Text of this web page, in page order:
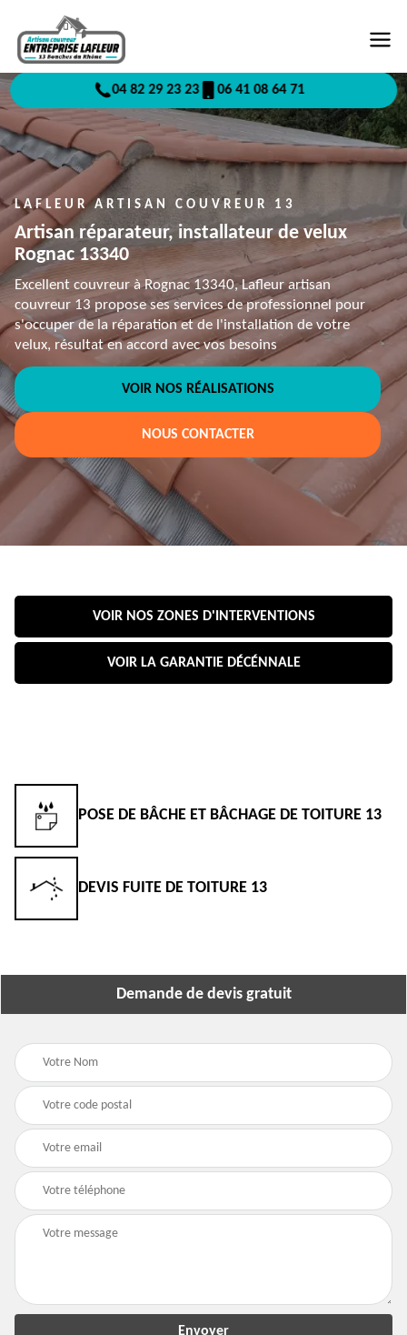
04 82 29 23 23 06 41 08 64 71
LAFLEUR ARTISAN COUVREUR 13
Artisan réparateur, installateur de velux
Rognac 13340
Excellent couvreur à Rognac 13340, Lafleur artisan
couvreur 13 propose ses services de professionnel pour
s'occuper de la réparation et de l'installation de votre
velux, résultat en accord avec vos besoins
VOIR NOS RÉALISATIONS
NOUS CONTACTER
VOIR NOS ZONES D'INTERVENTIONS
VOIR LA GARANTIE DÉCÉNNALE
POSE DE BÂCHE ET BÂCHAGE DE TOITURE 13
DEVIS FUITE DE TOITURE 13
Demande de devis gratuit